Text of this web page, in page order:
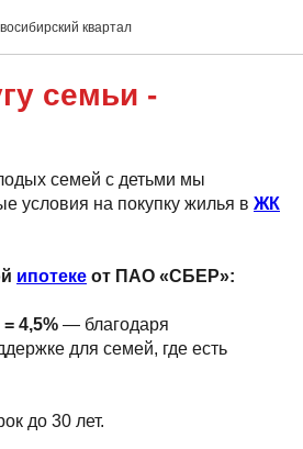
квартал
семьи -
семей с детьми мы
условия на покупку жилья в ЖК
ипотеке от ПАО «СБЕР»:
4,5% — благодаря
для семей, где есть
до 30 лет.